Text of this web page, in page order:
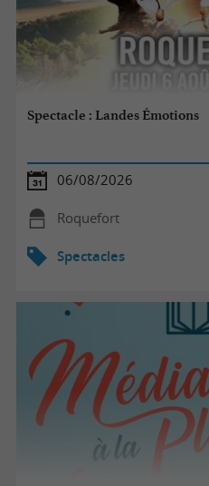
Spectacle : Landes Émotions
06/08/2026
Roquefort
Spectacles